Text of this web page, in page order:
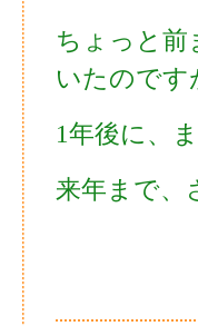
ちょっと前
いたのです
1年後に、
来年まで、